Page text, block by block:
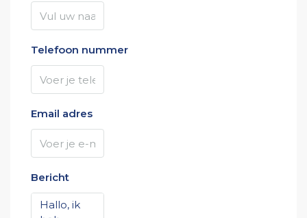
Telefoon nummer
Email adres
Bericht